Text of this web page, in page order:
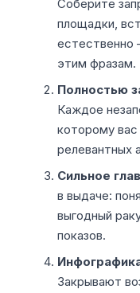
Соберите
площадки,
естественно
этим фразам.
Полностью
Каждое
которому
релевантных
Сильное
в выдаче:
выгодный
показов.
Закрывают